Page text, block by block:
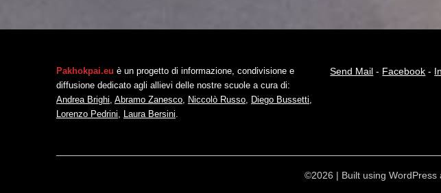
Pakhokpai.eu è un progetto di informazione, condivisione e
diffusione dedicato agli allievi delle nostre scuole a cura di:
Andrea Brighi Abramo Zanesco Niccolò Russo Diego Bussetti
Lorenzo Pedrini
Laura Bersini
Send Mail - Facebook -
©2026 | Built using WordPress